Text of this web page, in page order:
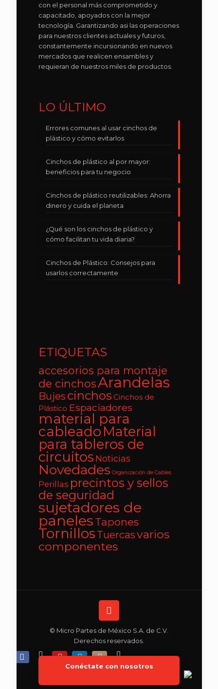
con el personal más comprometido y
capacitado, apoyados con la mejor
tecnología. Garantizando asi las operaciones
para nuestros clientes actuales y futuros,
constantemente incursionando en nuevos
mercados que realicen ensambles y
requieran de nuestros miles de productos.
LO ÚLTIMO
Errores comunes al usar cinchos de
plástico y cómo evitarlos
Cinchos de plástico al por mayor:
beneficios para tu negocio
Cinchos de plástico reutilizables: Ahorra
dinero y cuida el planeta
¿Qué son los cinchos de plástico y
cómo facilitan tu vida diaria?
Cinchos de Plástico: Consejos para
usarlos correctamente
ETIQUETAS
accesorios para montaje
de cinchosArandelas
Bujes cinchos Cinchos de
Plástico Espaciadores
material para
cableadoMaterial
para tableros de
circuitos Noticias
Novedades Organización de Cables
Perillas precintos y sellos
de seguridad
sujetadores de
paneles Tapones
Tornillos Tuercasvarios
componentes
Conéctate con nosotros
© Micro Partes de México S.A. de C.V.
Derechos reservados.